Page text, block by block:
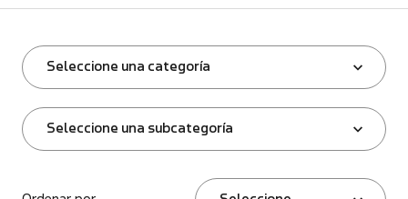
Seleccione una categoría
Seleccione una subcategoría